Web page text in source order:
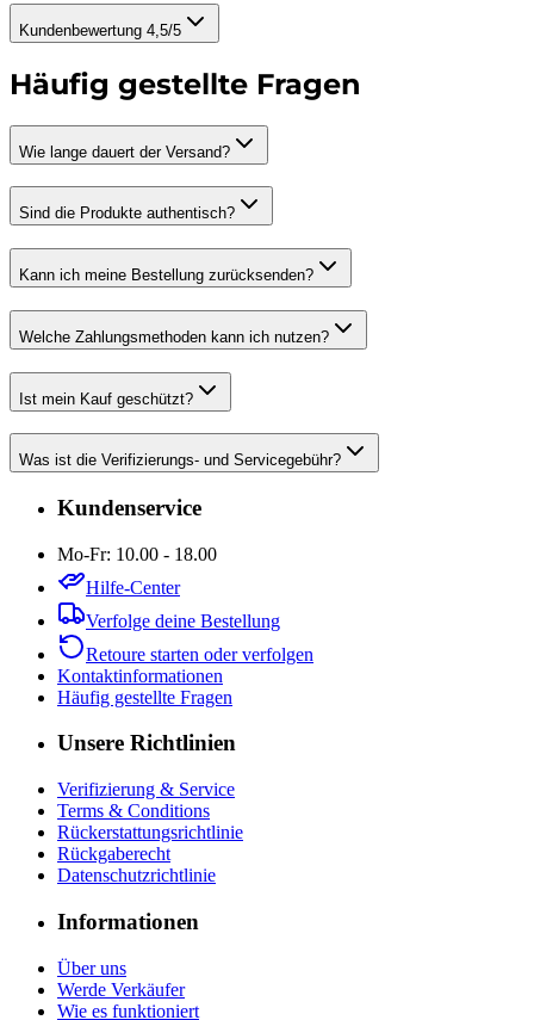
Kundenbewertung 4,5/5
Häufig gestellte Fragen
Wie lange dauert der Versand?
Sind die Produkte authentisch?
Kann ich meine Bestellung zurücksenden?
Welche Zahlungsmethoden kann ich nutzen?
Ist mein Kauf geschützt?
Was ist die Verifizierungs- und Servicegebühr?
Kundenservice
Mo-Fr: 10.00 - 18.00
Hilfe-Center
Verfolge deine Bestellung
Retoure starten oder verfolgen
Kontaktinformationen
Häufig gestellte Fragen
Unsere Richtlinien
Verifizierung & Service
Terms & Conditions
Rückerstattungsrichtlinie
Rückgaberecht
Datenschutzrichtlinie
Informationen
Über uns
Werde Verkäufer
Wie es funktioniert